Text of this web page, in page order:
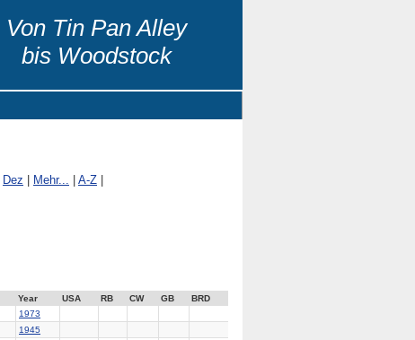
Von Tin Pan Alley
bis Woodstock
Dez Mehr... A-Z
Year USA RB CW GB
BRD
1973
1945